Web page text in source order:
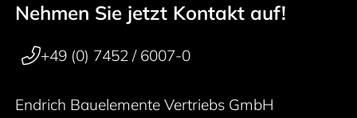
50 years
Footer navigation
Nehmen Sie jetzt Kontakt auf!
+49 (0) 7452 / 6007-0
Endrich Bauelemente Vertriebs GmbH